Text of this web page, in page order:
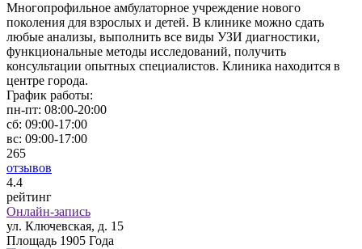
Многопрофильное амбулаторное учреждение нового
поколения для взрослых и детей. В клинике можно сдать
любые анализы, выполнить все виды УЗИ диагностики,
функциональные методы исследований, получить
консультации опытных специалистов. Клиника находится в
центре города.
График работы:
пн-пт: 08:00-20:00
сб: 09:00-17:00
вс: 09:00-17:00
265
отзывов
4.4
рейтинг
Онлайн-запись
ул. Ключевская, д. 15
Площадь 1905 Года